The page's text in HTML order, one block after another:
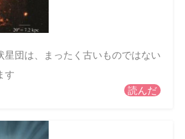
星団は、まったく古いものではない
す
読んだ